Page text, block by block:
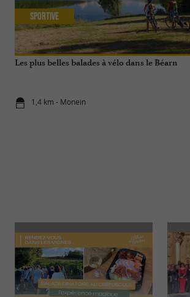
Les plus belles balades à vélo dans le Béarn
1,4 km - Monein
Sportive